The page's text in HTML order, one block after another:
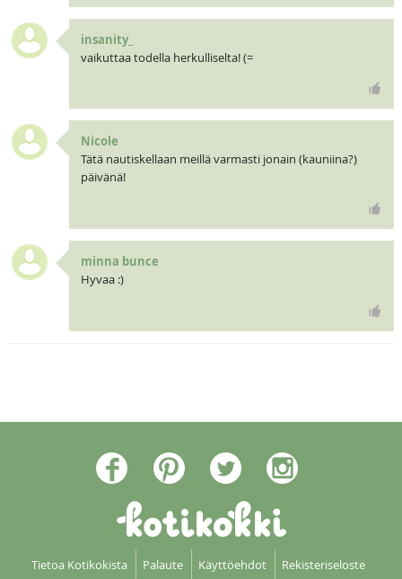
insanity_
vaikuttaa todella herkulliselta! (=
Nicole
Tätä nautiskellaan meillä varmasti jonain (kauniina?)
päivänä!
minna bunce
Hyvaa :)
Tietoa Kotikokista Palaute Käyttöehdot Rekisteriseloste